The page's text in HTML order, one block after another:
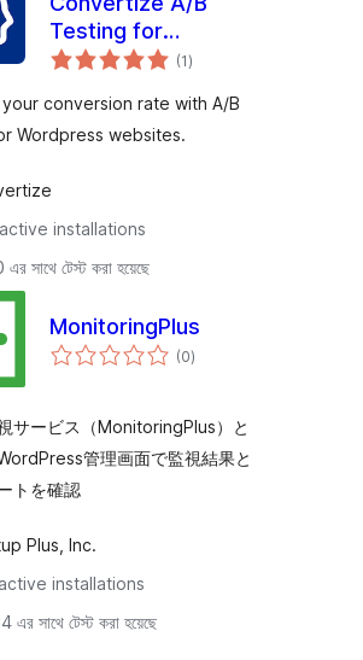
Testing for
WordPress
(1total
ratings
)
conversion rate with A/B
Wordpress websites.
installations
সাথে টেস্ট করা হয়েছে
MonitoringPlus
(0total
ratings
)
サービス（MonitoringPlus）と
管理画面で監視結果と
トを確認
Plus, Inc.
installations
এর সাথে টেস্ট করা হয়েছে